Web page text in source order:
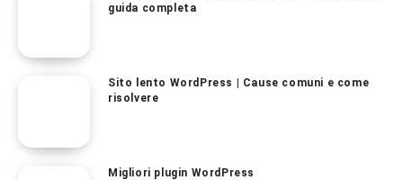
guida completa
Sito lento WordPress | Cause comuni e come
risolvere
Migliori plugin WordPress